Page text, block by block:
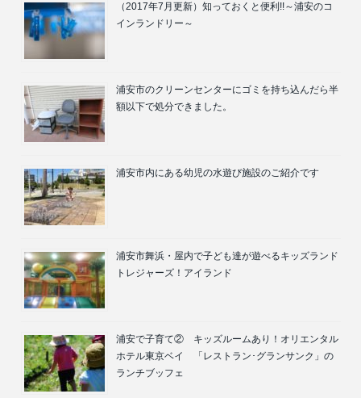
（2017年7月更新）知っておくと便利!!～浦安のコ
インランドリー～
浦安市のクリーンセンターにゴミを持ち込んだら半
額以下で処分できました。
浦安市内にある幼児の水遊び施設のご紹介です
浦安市舞浜・屋内で子ども達が遊べるキッズランド
トレジャーズ！アイランド
浦安で子育て② キッズルームあり！オリエンタル
ホテル東京ベイ 「レストラン･グランサンク」の
ランチブッフェ